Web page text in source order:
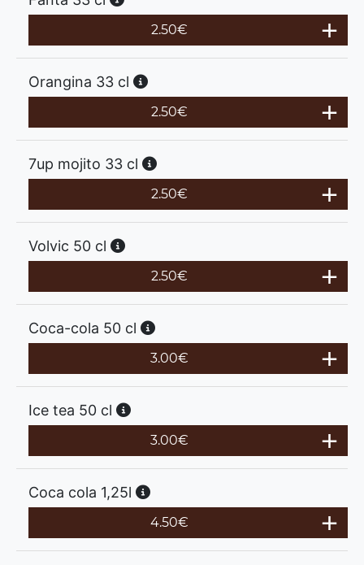
2.50€
Orangina 33 cl
2.50€
7up mojito 33 cl
2.50€
Volvic 50 cl
2.50€
Coca-cola 50 cl
3.00€
Ice tea 50 cl
3.00€
Coca cola 1,25l
4.50€